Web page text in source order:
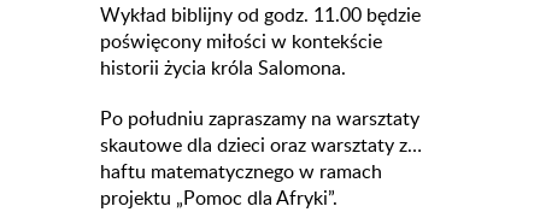
Wykład biblijny od godz. 11.00 będzie
poświęcony miłości w kontekście
historii życia króla Salomona.
Po południu zapraszamy na warsztaty
skautowe dla dzieci oraz warsztaty z…
haftu matematycznego w ramach
projektu „Pomoc dla Afryki”.